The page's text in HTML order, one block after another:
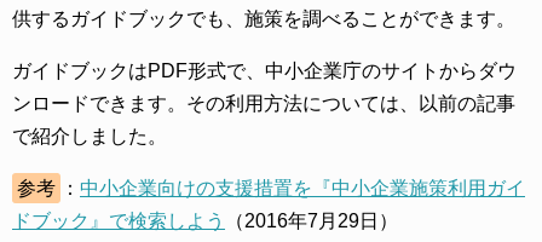
供するガイドブックでも、施策を調べることができます。
ガイドブックはPDF形式で、中小企業庁のサイトからダウ
ンロードできます。その利用方法については、以前の記事
で紹介しました。
参考 ： 中小企業向けの支援措置を『中小企業施策利用ガイ
ドブック』で検索しよう
（2016年7月29日）